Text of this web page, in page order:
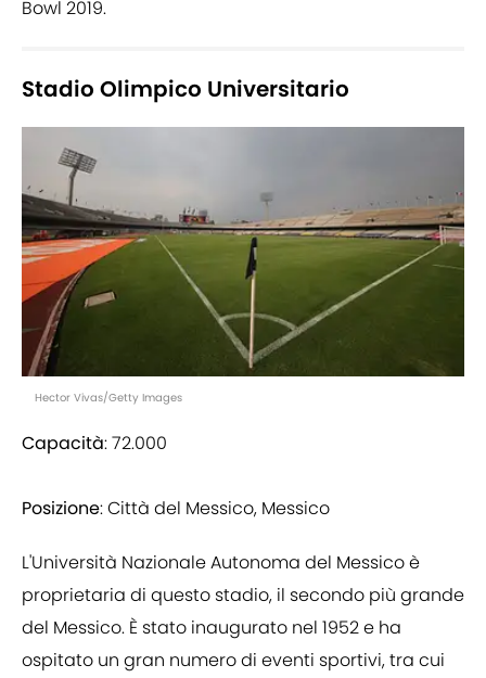
Bowl 2019.
Stadio Olimpico Universitario
Hector Vivas/Getty Images
Capacità: 72.000
Posizione: Città del Messico, Messico
L'Università Nazionale Autonoma del Messico è
proprietaria di questo stadio, il secondo più grande
del Messico. È stato inaugurato nel 1952 e ha
ospitato un gran numero di eventi sportivi, tra cui